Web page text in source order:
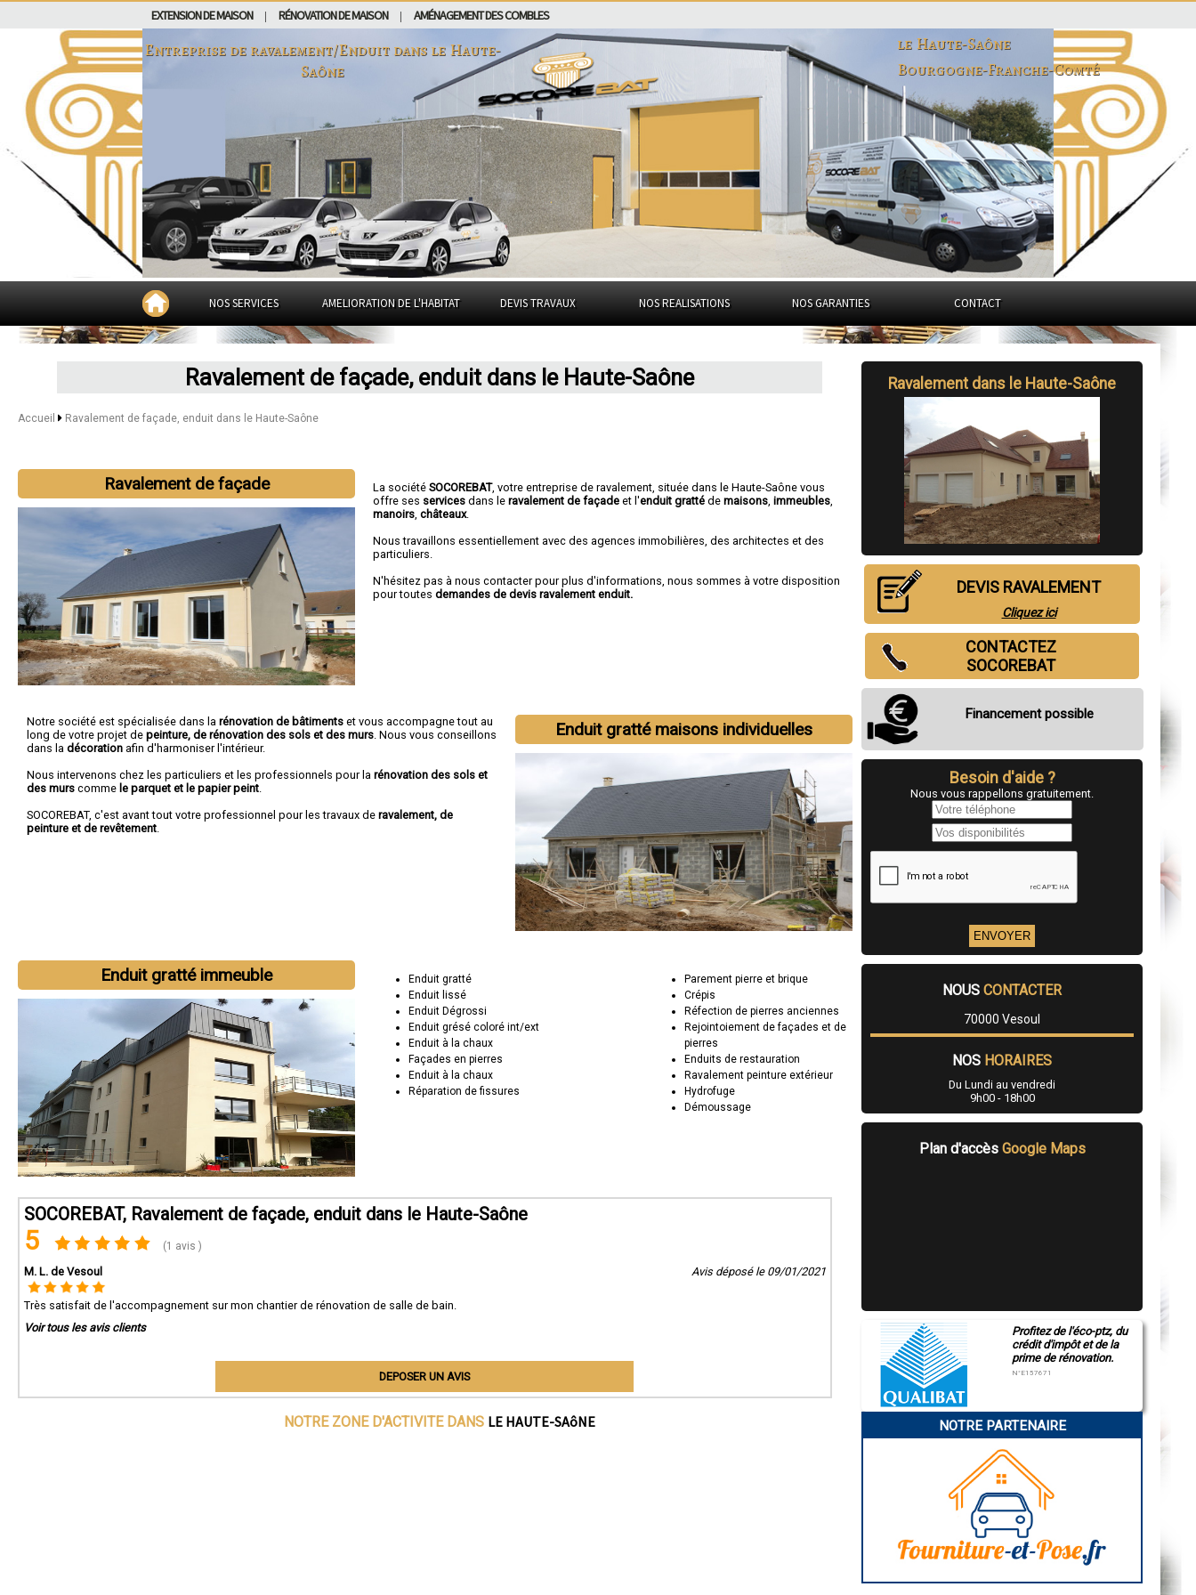
EXTENSION DE MAISON RÉNOVATION DE MAISON AMÉNAGEMENT DES COMBLES
Entreprise de ravalement/Enduit dans le Haute-
Saône
le Haute-Saône
Bourgogne-Franche-Comté
NOS SERVICES AMELIORATION DE L'HABITAT DEVIS TRAVAUX NOS REALISATIONS NOS GARANTIES CONTACT
Ravalement de façade, enduit dans le Haute-Saône
Accueil Ravalement de façade, enduit dans le Haute-Saône
Ravalement de façade La sociétéSOCOREBAT,votre entreprise de ravalement , située dans le Haute-Saône vous
offre ses services dans leravalement de façade et l'enduit gratté demaisons ,immeubles
manoirs ,châteaux.
Nous travaillons essentiellement avec des agences immobilières, des architectes et des
particuliers.
N'hésitez pas à nous contacter pour plus d'informations, nous sommes à votre disposition
pour toutesdemandes de devis ravalement enduit.
Enduit gratté maisons individuelles
Notre société est spécialisée dans la rénovation de bâtiments et vous accompagne tout au
long de votre projet de peinture, de rénovation des sols et des murs. Nous vous conseillons
dans la décoration afin d'harmoniser l'intérieur.
Nous intervenons chez les particuliers et les professionnels pour la rénovation des sols et
des murs comme le parquet et le papier peint.
SOCOREBAT, c'est avant tout votre professionnel pour les travaux de ravalement, de
peinture et de revêtement.
Enduit gratté immeuble
Enduit gratté
Enduit lissé
Enduit Dégrossi
Enduit grésé coloré int/ext
Enduit à la chaux
Façades en pierres
Enduit à la chaux
Réparation de fissures
Parement pierre et brique
Crépis
Réfection de pierres anciennes
Rejointoiement de façades et de
pierres
Enduits de restauration
Ravalement peinture extérieur
Hydrofuge
Démoussage
SOCOREBAT, Ravalement de façade, enduit dans le Haute-Saône
5 (1 avis )
M. L. de Vesoul Avis déposé le 09/01/2021
Très satisfait de l'accompagnement sur mon chantier de rénovation de salle de bain.
Voir tous les avis clients
DEPOSER UN AVIS
NOTRE ZONE D'ACTIVITE DANS LE HAUTE-SAôNE
Ravalement dans le Haute-Saône
DEVIS RAVALEMENT
Cliquez ici
CONTACTEZ
SOCOREBAT
Financement possible
Besoin d'aide ?
Nous vous rappellons gratuitement.
NOUS CONTACTER
70000 Vesoul
NOS HORAIRES
Du Lundi au vendredi
9h00 - 18h00
Plan d'accès Google Maps
Profitez de l'éco-ptz, du
crédit d'impôt et de la
prime de rénovation.
N°E157671
NOTRE PARTENAIRE